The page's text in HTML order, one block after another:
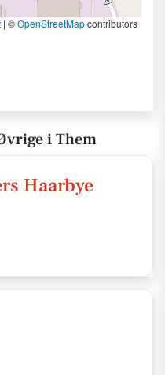
| ©OpenStreetMapcontributors
i Them
Haarbye